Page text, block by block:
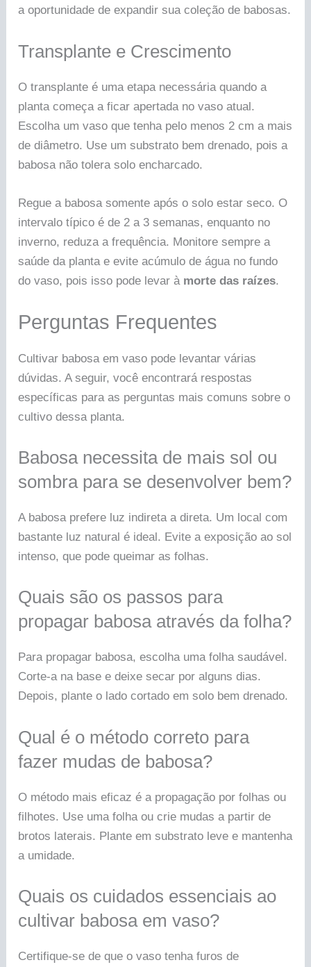
a oportunidade de expandir sua coleção de babosas.
Transplante e Crescimento
O transplante é uma etapa necessária quando a
planta começa a ficar apertada no vaso atual.
Escolha um vaso que tenha pelo menos 2 cm a mais
de diâmetro. Use um substrato bem drenado, pois a
babosa não tolera solo encharcado.
Regue a babosa somente após o solo estar seco. O
intervalo típico é de 2 a 3 semanas, enquanto no
inverno, reduza a frequência. Monitore sempre a
saúde da planta e evite acúmulo de água no fundo
do vaso, pois isso pode levar à morte das raízes.
Perguntas Frequentes
Cultivar babosa em vaso pode levantar várias
dúvidas. A seguir, você encontrará respostas
específicas para as perguntas mais comuns sobre o
cultivo dessa planta.
Babosa necessita de mais sol ou
sombra para se desenvolver bem?
A babosa prefere luz indireta a direta. Um local com
bastante luz natural é ideal. Evite a exposição ao sol
intenso, que pode queimar as folhas.
Quais são os passos para
propagar babosa através da folha?
Para propagar babosa, escolha uma folha saudável.
Corte-a na base e deixe secar por alguns dias.
Depois, plante o lado cortado em solo bem drenado.
Qual é o método correto para
fazer mudas de babosa?
O método mais eficaz é a propagação por folhas ou
filhotes. Use uma folha ou crie mudas a partir de
brotos laterais. Plante em substrato leve e mantenha
a umidade.
Quais os cuidados essenciais ao
cultivar babosa em vaso?
Certifique-se de que o vaso tenha furos de